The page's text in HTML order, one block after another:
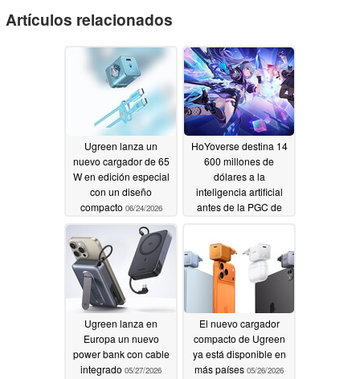
Artículos relacionados
Ugreen lanza un
nuevo cargador de 65
W en edición especial
con un diseño
compacto 06/24/2026
HoYoverse destina 14
600 millones de
dólares a la
inteligencia artificial
antes de la PGC de
Ugreen lanza en
Europa un nuevo
power bank con cable
integrado 05/27/2026
El nuevo cargador
compacto de Ugreen
ya está disponible en
más países 05/26/2026